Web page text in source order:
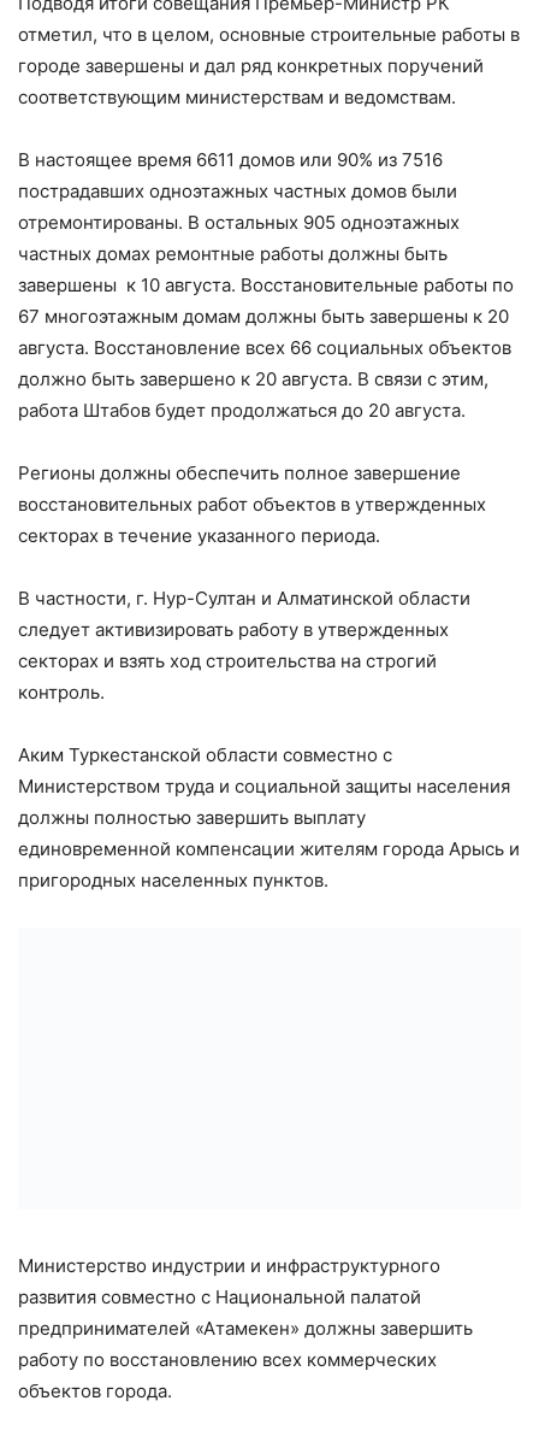
отметил, что в целом, основные строительные работы в
городе завершены и дал ряд конкретных поручений
соответствующим министерствам и ведомствам.
В настоящее время 6611 домов или 90% из 7516
пострадавших одноэтажных частных домов были
отремонтированы. В остальных 905 одноэтажных
частных домах ремонтные работы должны быть
завершены к 10 августа. Восстановительные работы по
67 многоэтажным домам должны быть завершены к 20
августа. Восстановление всех 66 социальных объектов
должно быть завершено к 20 августа. В связи с этим,
работа Штабов будет продолжаться до 20 августа.
Регионы должны обеспечить полное завершение
восстановительных работ объектов в утвержденных
секторах в течение указанного периода.
В частности, г. Нур-Султан и Алматинской области
следует активизировать работу в утвержденных
секторах и взять ход строительства на строгий
контроль.
Аким Туркестанской области совместно с
Министерством труда и социальной защиты населения
должны полностью завершить выплату
единовременной компенсации жителям города Арысь и
пригородных населенных пунктов.
Министерство индустрии и инфраструктурного
развития совместно с Национальной палатой
предпринимателей «Атамекен» должны завершить
работу по восстановлению всех коммерческих
объектов города.